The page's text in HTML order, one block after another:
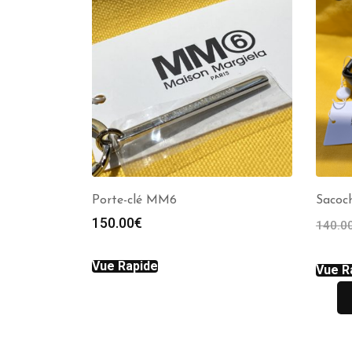
Porte-clé MM6
150.00€
Vue Rapide Vue